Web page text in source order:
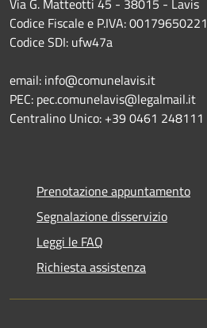
Via G. Matteotti 45 - 38015 - Lavis
Codice Fiscale e P.IVA: 00179650221
Codice SDI: ufw47a
email: info@comunelavis.it
PEC: pec.comunelavis@legalmail.it
Centralino Unico: +39 0461 248111
Prenotazione appuntamento
Segnalazione disservizio
Leggi le FAQ
Richiesta assistenza